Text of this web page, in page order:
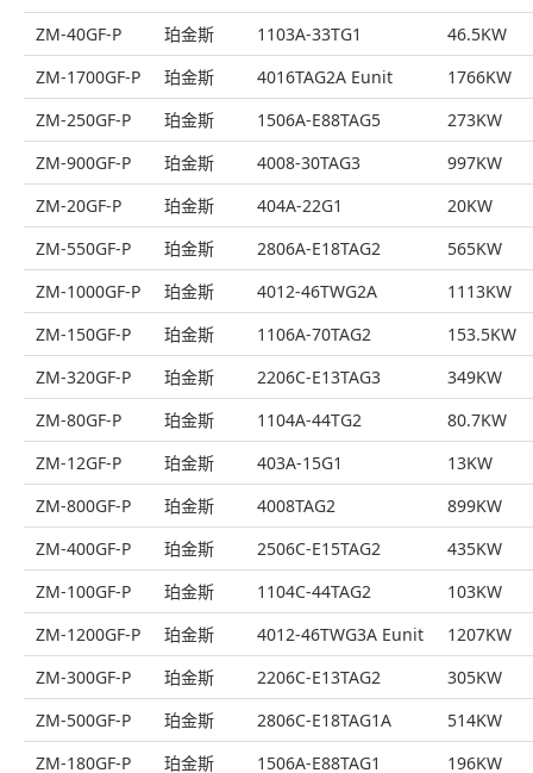
ZM-40GF-P
珀金斯 1103A-33TG1
46.5KW
ZM-1700GF-P
珀金斯 4016TAG2A Eunit
1766KW
ZM-250GF-P
珀金斯 1506A-E88TAG5
273KW
ZM-900GF-P
珀金斯 4008-30TAG3
997KW
ZM-20GF-P
珀金斯 404A-22G1
20KW
ZM-550GF-P
珀金斯 2806A-E18TAG2
565KW
ZM-1000GF-P
珀金斯 4012-46TWG2A
1113KW
ZM-150GF-P
珀金斯 1106A-70TAG2
153.5KW
ZM-320GF-P
珀金斯 2206C-E13TAG3
349KW
ZM-80GF-P
珀金斯 1104A-44TG2
80.7KW
ZM-12GF-P
珀金斯 403A-15G1
13KW
ZM-800GF-P
珀金斯 4008TAG2
899KW
ZM-400GF-P
珀金斯 2506C-E15TAG2
435KW
ZM-100GF-P
珀金斯 1104C-44TAG2
103KW
ZM-1200GF-P
珀金斯 4012-46TWG3A Eunit
1207KW
ZM-300GF-P
珀金斯 2206C-E13TAG2
305KW
ZM-500GF-P
珀金斯 2806C-E18TAG1A
514KW
ZM-180GF-P
珀金斯 1506A-E88TAG1 196KW